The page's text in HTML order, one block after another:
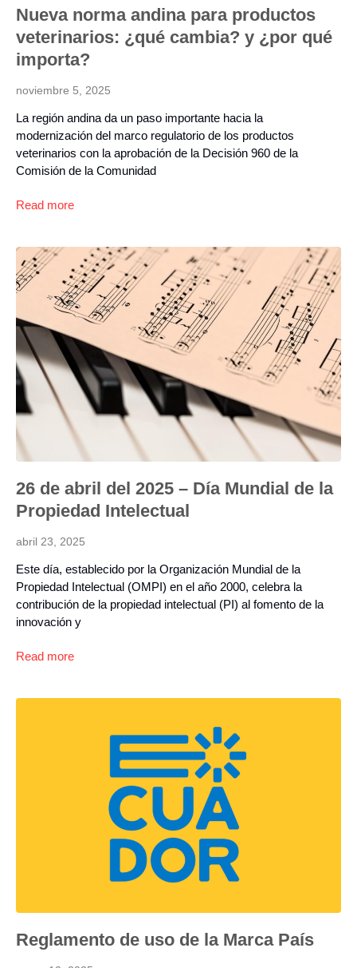
Nueva norma andina para productos
veterinarios: ¿qué cambia? y ¿por qué
importa?
noviembre 5, 2025
La región andina da un paso importante hacia la
modernización del marco regulatorio de los productos
veterinarios con la aprobación de la Decisión 960 de la
Comisión de la Comunidad
Read more
26 de abril del 2025 – Día Mundial de la
Propiedad Intelectual
abril 23, 2025
Este día, establecido por la Organización Mundial de la
Propiedad Intelectual (OMPI) en el año 2000, celebra la
contribución de la propiedad intelectual (PI) al fomento de la
innovación y
Read more
Reglamento de uso de la Marca País